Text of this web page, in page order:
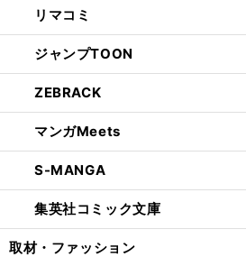
リマコミ
ジャンプTOON
ZEBRACK
マンガMeets
S-MANGA
集英社コミック文庫
取材・ファッション